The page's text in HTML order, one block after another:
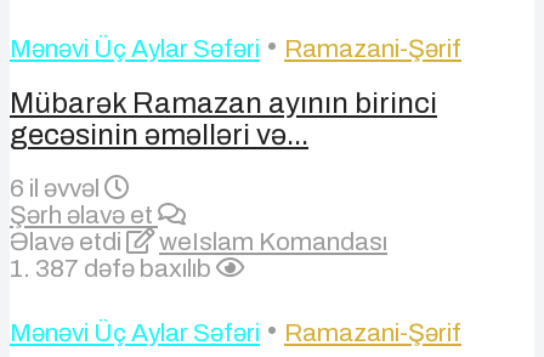
Mənəvi Üç Aylar Səfəri • Ramazani-Şərif
Mübarək Ramazan ayının birinci
gecəsinin əməlləri və...
6 il əvvəl
Şərh əlavə et
Əlavə etdi
weIslam Komandası
1. 387 dəfə baxılıb
Mənəvi Üç Aylar Səfəri • Ramazani-Şərif